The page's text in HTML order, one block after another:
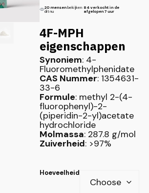
20 mensen bekijken
dit nu
84 verkocht in de
afgelopen 7 uur
4F-MPH
eigenschappen
Synoniem: 4-
Fluoromethylphenidate
CAS Nummer: 1354631-
33-6
Formule: methyl 2-(4-
fluorophenyl)-2-
(piperidin-2-yl)acetate
hydrochloride
Molmassa: 287.8 g/mol
Zuiverheid: >97%
Hoeveelheid